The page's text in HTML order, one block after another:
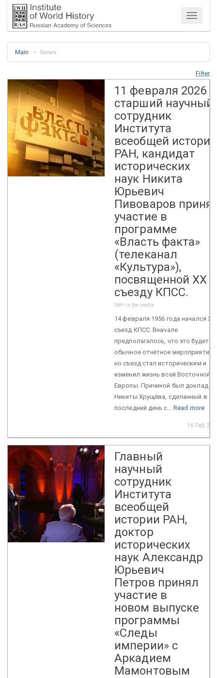
Menu
Main News
Filter
11 февраля 2026
старший научный
сотрудник
Института
всеобщей истории
РАН, кандидат
исторических
наук Никита
Юрьевич
Пивоваров
участие в
программе
«Власть факта»
(телеканал
«Культура»),
посвященной ХХ
съезду КПСС.
IWH in the media
14 февраля 1956 года начался ХХ
съезд КПСС. Вначале
предполагалось, что это будет
обычное отчётное мероприятие,
но съезд стал историческим и
изменил жизнь всей Восточной
Европы. Причиной был доклад
Никиты Хрущёва, сделанный в
последний день с... Read more
16 Feb
Главный
научный
сотрудник
Института
всеобщей
истории РАН,
доктор
исторических
наук Александр
Юрьевич
Петров принял
участие в
новом выпуске
программы
«Следы
империи» с
Аркадием
Мамонтовым